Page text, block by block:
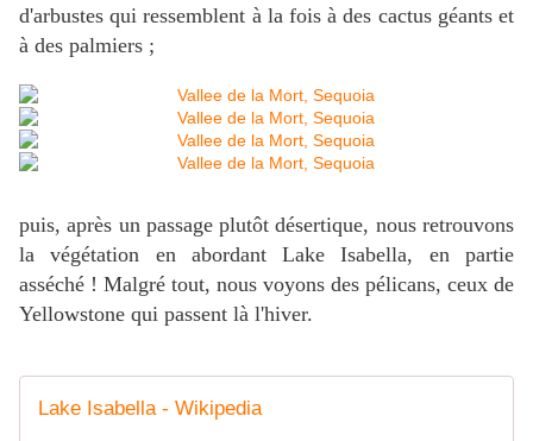
d'arbustes qui ressemblent à la fois à des cactus géants et
à des palmiers ;
puis, après un passage plutôt désertique, nous retrouvons
la végétation en abordant Lake Isabella, en partie
asséché ! Malgré tout, nous voyons des pélicans, ceux de
Yellowstone qui passent là l'hiver.
Lake Isabella - Wikipedia